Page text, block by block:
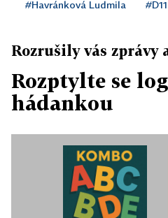
#Havránková Ludmila #D11
Rozrušily vás zprávy
Rozptylte se
hádankou